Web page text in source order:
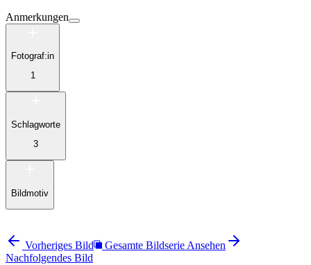
Anmerkungen
Fotograf:in
1
Schlagworte
3
Bildmotiv
Vorheriges Bild
Gesamte Bildserie Ansehen
Nachfolgendes Bild